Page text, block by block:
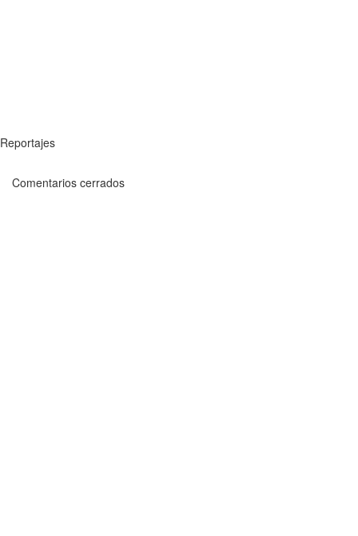
Reportajes
Comentarios cerrados